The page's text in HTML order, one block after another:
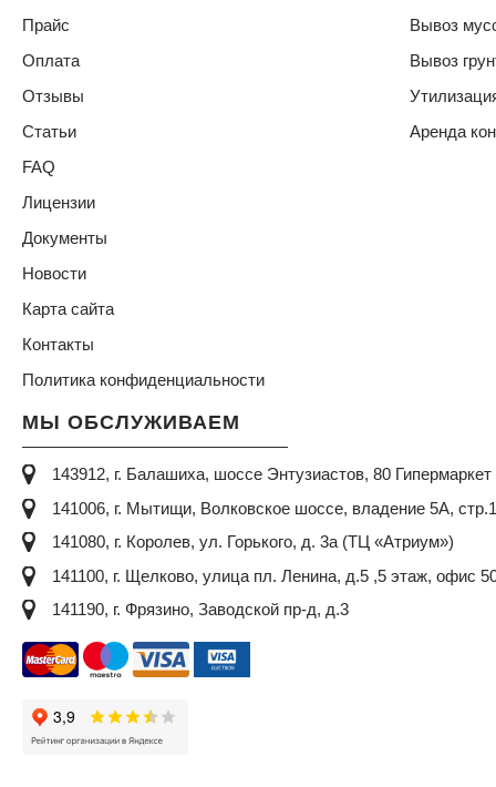
Прайс
Оплата
Отзывы
Статьи
FAQ
Лицензии
Документы
Новости
Карта сайта
Контакты
Политика конфиденциальности
Вывоз
Вывоз
Аренда
МЫ ОБСЛУЖИВАЕМ
143912, г. Балашиха, шоссе Энтузиастов, 80
141006, г. Мытищи, Волковское шоссе, владение 5А,
141080, г. Королев, ул. Горького, д. 3а (ТЦ «Атриум»)
141100, г. Щелково, улица пл. Ленина, д.5 ,5 этаж, офис
141190, г. Фрязино, Заводской пр-д, д.3